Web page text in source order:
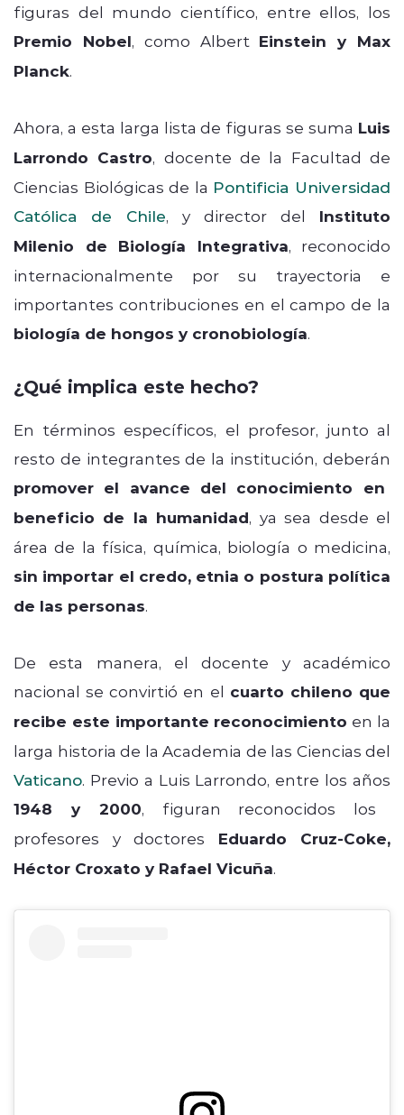
figuras del mundo científico, entre ellos, los
Premio Nobel, como Albert Einstein y Max
Planck.
Ahora, a esta larga lista de figuras se suma Luis
Larrondo Castro, docente de la Facultad de
Ciencias Biológicas de la Pontificia Universidad
Católica de Chile, y director del Instituto
Milenio de Biología Integrativa, reconocido
internacionalmente por su trayectoria e
importantes contribuciones en el campo de la
biología de hongos y cronobiología.
¿Qué implica este hecho?
En términos específicos, el profesor, junto al
resto de integrantes de la institución, deberán
promover el avance del conocimiento en
beneficio de la humanidad, ya sea desde el
área de la física, química, biología o medicina,
sin importar el credo, etnia o postura política
de las personas.
De esta manera, el docente y académico
nacional se convirtió en el cuarto chileno que
recibe este importante reconocimiento en la
larga historia de la Academia de las Ciencias del
Vaticano. Previo a Luis Larrondo, entre los años
1948 y 2000, figuran reconocidos los
profesores y doctores Eduardo Cruz-Coke,
Héctor Croxato y Rafael Vicuña.